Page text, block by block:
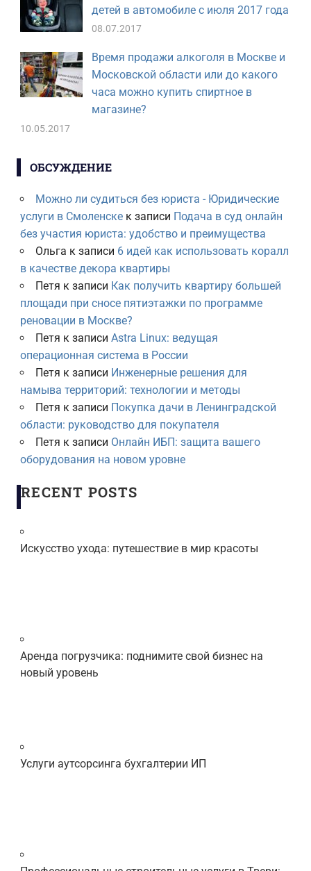
детей в автомобиле с июля 2017 года
08.07.2017
Время продажи алкоголя в Москве и
Московской области или до какого
часа можно купить спиртное в
магазине?
10.05.2017
ОБСУЖДЕНИЕ
Можно ли судиться без юриста - Юридические
услуги в Смоленскек записи Подача в суд онлайн
без участия юриста: удобство и преимущества
Ольга к записи 6 идей как использовать коралл
в качестве декора квартиры
Петя к записи Как получить квартиру большей
площади при сносе пятиэтажки по программе
реновации в Москве?
Петя к записи Astra Linux: ведущая
операционная система в России
Петя к записи Инженерные решения для
намыва территорий: технологии и методы
Петя к записи Покупка дачи в Ленинградской
области: руководство для покупателя
Петя к записи Онлайн ИБП: защита вашего
оборудования на новом уровне
RECENT POSTS
Искусство ухода: путешествие в мир красоты
Аренда погрузчика: поднимите свой бизнес на
новый уровень
Услуги аутсорсинга бухгалтерии ИП